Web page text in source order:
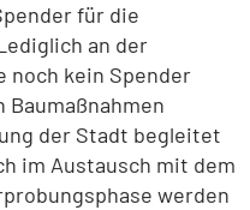
für die
an der
noch kein Spender
der Stadt begleitet
im Austausch mit dem
werden